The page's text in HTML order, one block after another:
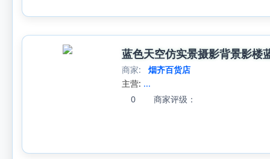
蓝色天空仿实景摄影背景影楼
商家:
烟齐百货店
主营: ...
0
商家评级：